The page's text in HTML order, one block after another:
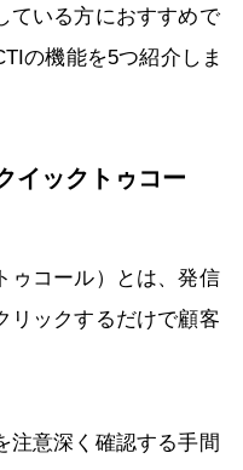
ている方におすすめで
の機能を5つ紹介しま
イックトゥコー
ゥコール）とは、発信
リックするだけで顧客
注意深く確認する手間